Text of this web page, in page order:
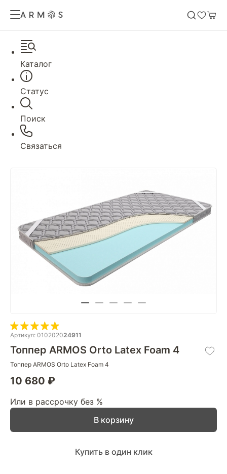
Каталог
Статус
Поиск
Связаться
Артикул: 010202024911
Топпер ARMOS Orto Latex Foam 4
Топпер ARMOS Orto Latex Foam 4
10 680 ₽
Или в рассрочку без %
В корзину
Купить в один клик